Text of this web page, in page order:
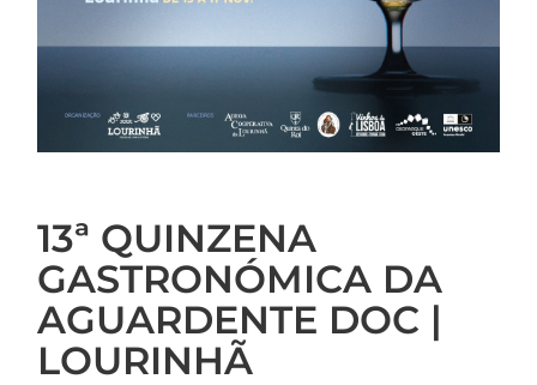
13ª QUINZENA
GASTRONÓMICA DA
AGUARDENTE DOC |
LOURINHÃ